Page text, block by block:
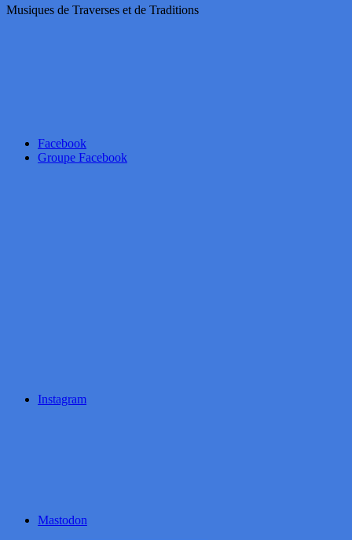
Musiques de Traverses et de Traditions
Facebook
Groupe Facebook
Instagram
Mastodon